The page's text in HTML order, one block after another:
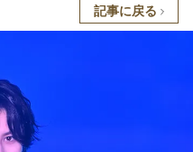
記事に戻る